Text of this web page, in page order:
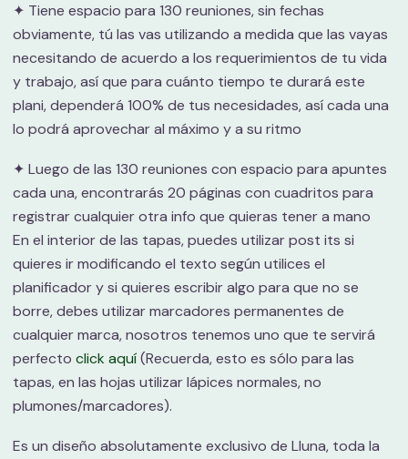
✦ Tiene espacio para 130 reuniones, sin fechas
obviamente, tú las vas utilizando a medida que las vayas
necesitando de acuerdo a los requerimientos de tu vida
y trabajo, así que para cuánto tiempo te durará este
plani, dependerá 100% de tus necesidades, así cada una
lo podrá aprovechar al máximo y a su ritmo
✦ Luego de las 130 reuniones con espacio para apuntes
cada una, encontrarás 20 páginas con cuadritos para
registrar cualquier otra info que quieras tener a mano
En el interior de las tapas, puedes utilizar post its si
quieres ir modificando el texto según utilices el
planificador y si quieres escribir algo para que no se
borre, debes utilizar marcadores permanentes de
cualquier marca, nosotros tenemos uno que te servirá
perfecto click aquí(Recuerda, esto es sólo para las
tapas, en las hojas utilizar lápices normales, no
plumones/marcadores).
Es un diseño absolutamente exclusivo de Lluna, toda la